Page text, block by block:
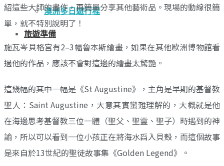
澳洲多日遊行程
旅遊準備
紹這些大師的畫作，再簡單分享其他藝術品。現場的動線很簡
單，就不特別說明了！
施瓦岑貝格宮有2–3幅魯本斯繪畫，如果在其他歐洲博物館看
過他的作品，應該不會對這邊的繪畫太驚艷。
這幾幅的其中一幅是《St Augustine》，主角是早期的基督教
聖人：Saint Augustine，大意其實蠻難理解的，大概就是他
在海邊思考基督教三位一體（聖父、聖靈、聖子）時遇到的神
諭，所以可以看到一位小孩正在將海水舀入貝殼，而這個故事
是來自於13世紀的聖徒故事集《Golden Legend》。